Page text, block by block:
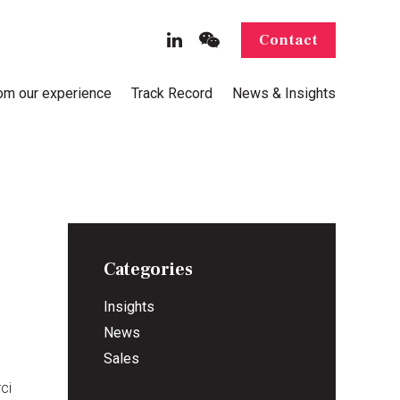
Contact
our experience Track Record News & Insights
Categories
Insights
News
Sales